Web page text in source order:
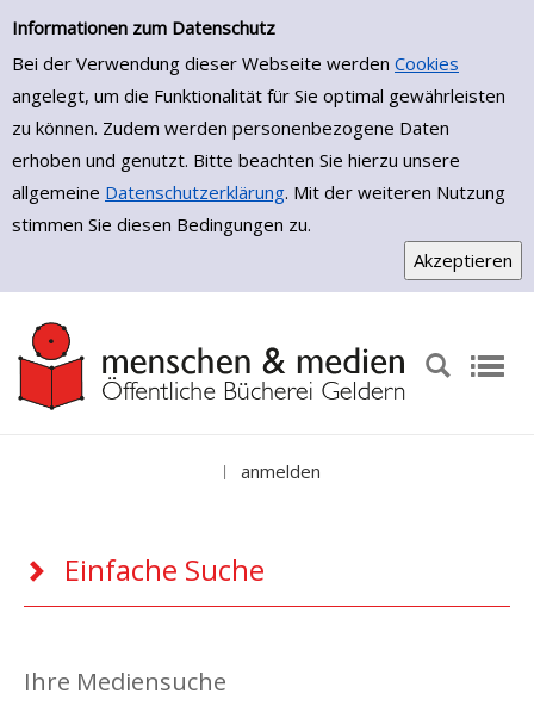
Einfache Suche
Informationen zum Datenschutz
Bei der Verwendung dieser Webseite werden Cookies
angelegt, um die Funktionalität für Sie optimal gewährleisten
zu können. Zudem werden personenbezogene Daten
erhoben und genutzt. Bitte beachten Sie hierzu unsere
allgemeine Datenschutzerklärung. Mit der weiteren Nutzung
stimmen Sie diesen Bedingungen zu.
Zur Detailanzeige springen
| anmelden
Einfache Suche
Ihre Mediensuche